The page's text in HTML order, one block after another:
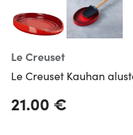
Le Creuset
Le Creuset Kauhan
21.00 €